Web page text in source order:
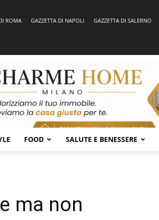
ROMA GAZZETTA DI NAPOLI GAZZETTA DI SALERNO
FOOD SALUTE E BENESSERE
ma non